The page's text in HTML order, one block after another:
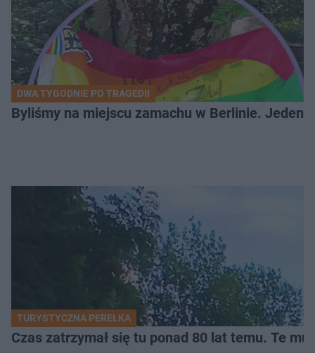
DWA TYGODNIE PO TRAGEDII
Byliśmy na miejscu zamachu w Berlinie. Jeden
TURYSTYCZNA PEREŁKA
Czas zatrzymał się tu ponad 80 lat temu. Te